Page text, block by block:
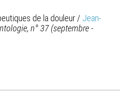
de la douleur/ Jean-
n° 37 (septembre -